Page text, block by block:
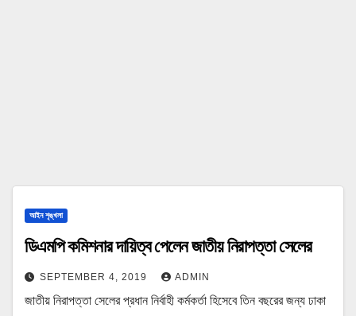
আইন শৃঙ্খলা
ডিএমপি কমিশনার দায়িত্ব পেলেন জাতীয় নিরাপত্তা সেলের
SEPTEMBER 4, 2019 ADMIN
জাতীয় নিরাপত্তা সেলের প্রধান নির্বাহী কর্মকর্তা হিসেবে তিন বছরের জন্য ঢাকা